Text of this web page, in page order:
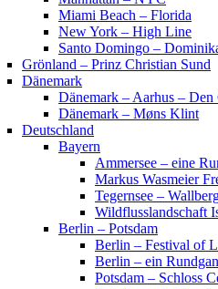
Miami Beach – Florida
New York – High Line
Santo Domingo –
Grönland – Prinz Christian Sund
Dänemark
Dänemark – Aarhus –
Dänemark – Møns Klint
Deutschland
Bayern
Ammersee – eine
Markus Wasmeier
Tegernsee –
Wildflusslandschaft
Berlin – Potsdam
Berlin – Festival of
Berlin – ein
Potsdam – Schloss